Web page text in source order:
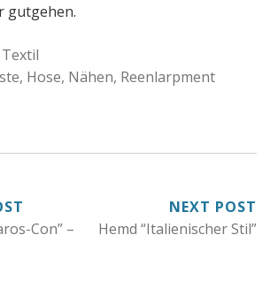
gutgehen.
, Hose, Nähen, Reenlarpment
Con” –
NEXT POST
Hemd “Italienischer Stil”